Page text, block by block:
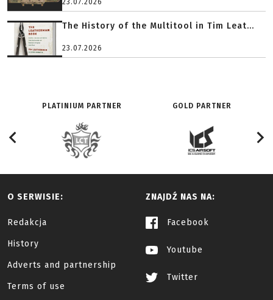
23.07.2026
The History of the Multitool in Tim Leat...
23.07.2026
PLATINIUM PARTNER GOLD PARTNER
O SERWISIE:
Redakcja
History
Adverts and partnership
Terms of use
ZNAJDŹ NAS NA:
Facebook
Youtube
Twitter